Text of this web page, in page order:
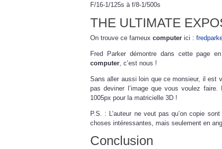
F/16-1/125s à f/8-1/500s
THE ULTIMATE
On trouve ce fameux computer ici :
Fred Parker démontre dans cette page
computer , c’est nous !
Sans aller aussi loin que ce monsieur, il est
pas deviner l’image que vous voulez
1005px pour la matricielle 3D !
P.S. : L’auteur ne veut pas qu’on copie
choses intéressantes, mais seulement en
Conclusion